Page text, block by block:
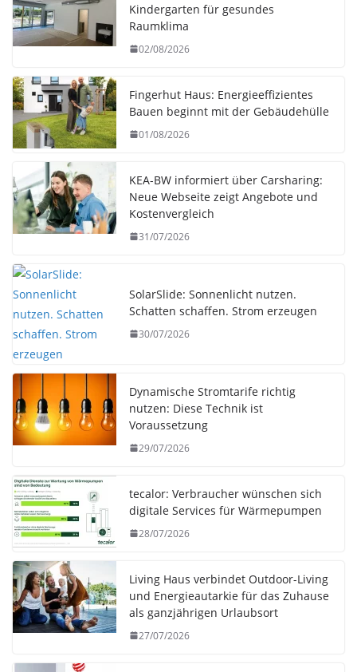
Kindergarten für gesundes
Raumklima
02/08/2026
Fingerhut Haus: Energieeffizientes
Bauen beginnt mit der Gebäudehülle
01/08/2026
KEA-BW informiert über Carsharing:
Neue Webseite zeigt Angebote und
Kostenvergleich
31/07/2026
SolarSlide: Sonnenlicht nutzen.
Schatten schaffen. Strom erzeugen
30/07/2026
Dynamische Stromtarife richtig
nutzen: Diese Technik ist
Voraussetzung
29/07/2026
tecalor: Verbraucher wünschen sich
digitale Services für Wärmepumpen
28/07/2026
Living Haus verbindet Outdoor-Living
und Energieautarkie für das Zuhause
als ganzjährigen Urlaubsort
27/07/2026